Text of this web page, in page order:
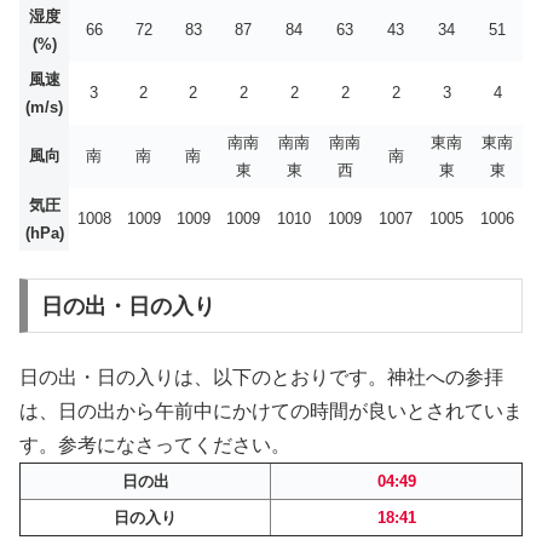
湿度
(%)
66 72 83 87 84 63 43 34 51
風速
(m/s)
3 2 2 2 2 2 2 3 4
風向 南 南 南
南南
東
南南
東
南南
西
南
東南
東
東南
東
気圧
(hPa)
1008 1009 1009 1009 1010 1009 1007 1005 1006
日の出・日の入り
日の出・日の入りは、以下のとおりです。神社への参拝
は、日の出から午前中にかけての時間が良いとされていま
す。参考になさってください。
日の出
04:49
日の入り
18:41